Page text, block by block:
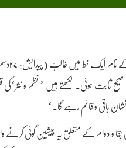
ہوئی۔ لکھتے ہیں ’ نظم و نثر‘کی
باقی و قائم رہے گا۔‘
و دوام کے متعلق یہ پیشین گوئی